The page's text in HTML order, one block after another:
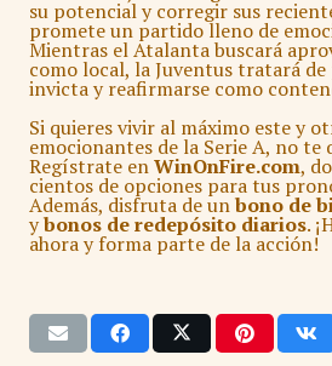
su potencial y corregir sus
promete un partido lleno de
Mientras el Atalanta buscará
como local, la Juventus tratará
invicta y reafirmarse como
Si quieres vivir al máximo este y
emocionantes de la Serie A, no te
Regístrate enWinOnFire.com,
cientos de opciones para tus
Además, disfruta de unbono de
ybonos de redepósito diarios.
ahora y forma parte de la acción!